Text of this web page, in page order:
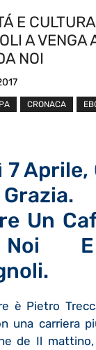
E
A VENGA
NOI
CRONACA
7 Aprile,
Un
è Pietro
una carriera
de Il